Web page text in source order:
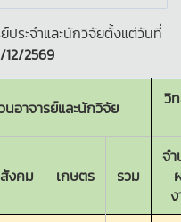
ประจำและนักวิจัยตั้งแต่วันที่
12/2569
นอาจารย์และนักวิจัย วิ
สังคม เกษตร รวม
จ